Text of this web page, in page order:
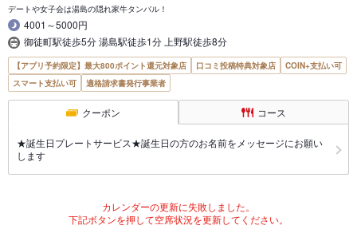
デートや女子会は湯島の隠れ家牛タンバル！
4001～5000円
御徒町駅徒歩5分 湯島駅徒歩1分 上野駅徒歩8分
【アプリ予約限定】最大800ポイント還元対象店 口コミ投稿特典対象店
COIN+支払い可
スマート支払い可
適格請求書発行事業者
クーポン コース
★誕生日プレートサービス★誕生日の方のお名前をメッセージにお願い
します
カレンダーの更新に失敗しました。
下記ボタンを押して空席状況を更新してください。